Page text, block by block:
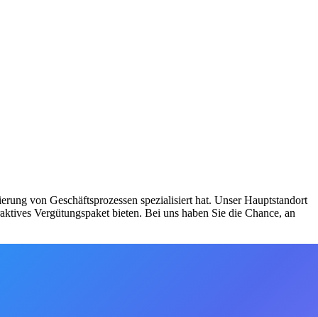
von Geschäftsprozessen spezialisiert hat. Unser Hauptstandort
Vergütungspaket bieten. Bei uns haben Sie die Chance, an